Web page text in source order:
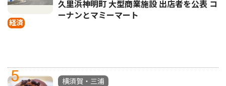
経済
久里浜神明町 大型商業施設 出店者を公表 コ
ーナンとマミーマート
5
横須賀・三浦